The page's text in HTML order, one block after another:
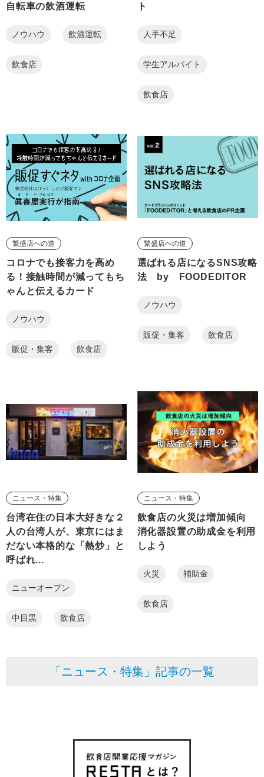
自転車の飲酒運転
ノウハウ 飲酒運転
飲食店
ト
人手不足
学生アルバイト
飲食店
繁盛店への道
コロナでも接客力を高め
る！接触時間が減ってもち
ゃんと伝えるカード
ノウハウ
販促・集客 飲食店
繁盛店への道
選ばれる店になるSNS攻略
法 by FOODEDITOR
ノウハウ
販促・集客 飲食店
ニュース・特集
台湾在住の日本大好きな２
人の台湾人が、東京にはま
だない本格的な「熱炒」と
呼ばれ...
ニューオープン
中目黒 飲食店
ニュース・特集
飲食店の火災は増加傾向
消化器設置の助成金を利用
しよう
火災 補助金
飲食店
「ニュース・特集」記事の一覧